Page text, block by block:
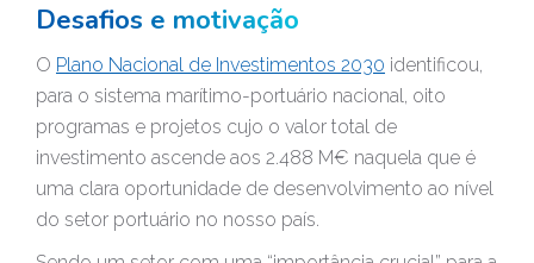
Desafios e motivação
O Plano Nacional de Investimentos 2030 identificou,
para o sistema marítimo-portuário nacional, oito
programas e projetos cujo o valor total de
investimento ascende aos 2.488 M€ naquela que é
uma clara oportunidade de desenvolvimento ao nível
do setor portuário no nosso país.